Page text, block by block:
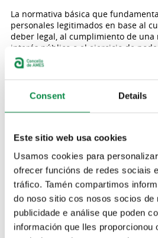
Consent Details
Este sitio web usa cookies
Usamos cookies para
ofrecer funcións de redes sociais
tráfico. Tamén compartimos
do noso sitio cos nosos socios de
publicidade e análise que poden
información que lles proporcionou
La normativa básica que
personales legitimados en base al
deber legal, al cumplimiento de una
interés público o el ejercicio de
en las cláusulas informativas
tratamiento, así como en el
A continuación se incluye un
exhaustivo de esta normativa:
-Ley 7/1985, de 2 de abril,
régimen local.
-Ley 16/1985, de 25 de junio, del
español.
-Ley 19/2013, de 9 de diciembre, de
la información y buen gobierno.
-Ley 1/2016, de 18 de enero, de
gobierno de la Comunidad
-Real decreto 1346/1976, de 9 de
el Texto refundido sobre el régimen